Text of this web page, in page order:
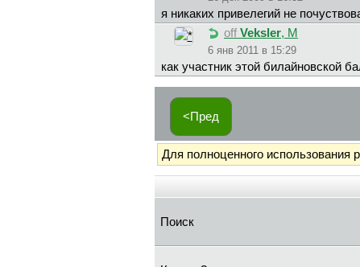
я никаких привелегий не
off Veksler, М
6 янв 2011 в 15:29
как участник этой билайновской
<Пред
Для полноценного использования
Поиск